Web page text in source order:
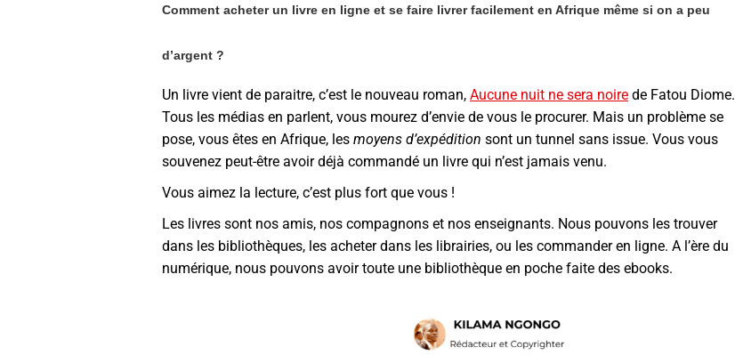
Comment acheter un livre en ligne et se faire livrer facilement en Afrique même si on a peu
d’argent ?
Un livre vient de paraitre, c’est le nouveau roman, Aucune nuit ne sera noire de Fatou Diome.
Tous les médias en parlent, vous mourez d’envie de vous le procurer. Mais un problème se
pose, vous êtes en Afrique, les moyens d’expédition sont un tunnel sans issue. Vous vous
souvenez peut-être avoir déjà commandé un livre qui n’est jamais venu.
Vous aimez la lecture, c’est plus fort que vous !
Les livres sont nos amis, nos compagnons et nos enseignants. Nous pouvons les trouver
dans les bibliothèques, les acheter dans les librairies, ou les commander en ligne. A l’ère du
numérique, nous pouvons avoir toute une bibliothèque en poche faite des ebooks.